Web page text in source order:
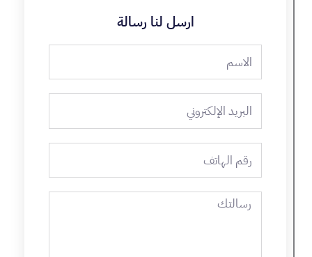
ارسل لنا رسالة
البريد
الإلكتروني
الهاتف
رسالتك